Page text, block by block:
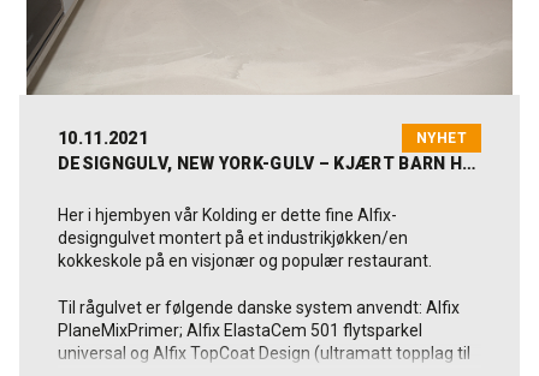
10.11.2021 NYHET
DESIGNGULV, NEW YORK-GULV – KJÆRT BARN HAR MANGE …
Her i hjembyen vår Kolding er dette fine Alfix-
designgulvet montert på et industrikjøkken/en
kokkeskole på en visjonær og populær restaurant.
Til rågulvet er følgende danske system anvendt: Alfix
PlaneMixPrimer; Alfix ElastaCem 501 flytsparkel
universal og Alfix TopCoat Design (ultramatt topplag til